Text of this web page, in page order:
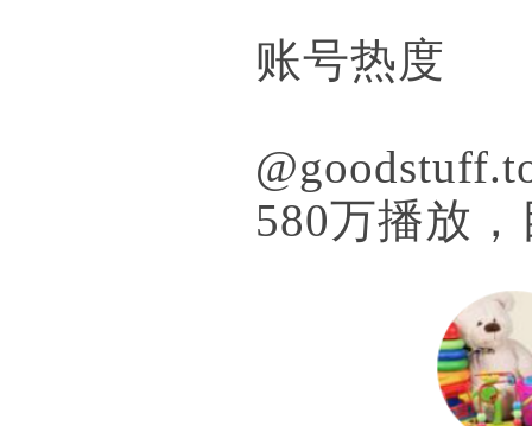
账号热度
580万播放